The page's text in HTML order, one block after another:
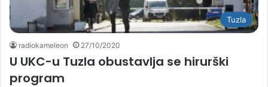
Tuzla
radiokameleon 27/10/2020
U UKC-u Tuzla obustavlja se hirurški
program